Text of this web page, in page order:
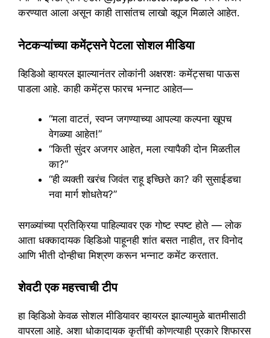
करण्यात आला असून काही तासांतच लाखो व्ह्यूज मिळाले आहेत.
नेटकऱ्यांच्या कमेंट्सने पेटला सोशल मीडिया
व्हिडिओ व्हायरल झाल्यानंतर लोकांनी अक्षरशः कमेंट्सचा पाऊस
पाडला आहे. काही कमेंट्स फारच भन्नाट आहेत—
“मला वाटतं, स्वप्न जगण्याच्या आपल्या कल्पना खूपच
वेगळ्या आहेत!”
“किती सुंदर अजगर आहेत, मला त्यापैकी दोन मिळतील
का?”
“ही व्यक्ती खरंच जिवंत राहू इच्छिते का? की सुसाईडचा
नवा मार्ग शोधतेय?”
सगळ्यांच्या प्रतिक्रिया पाहिल्यावर एक गोष्ट स्पष्ट होते — लोक
आता धक्कादायक व्हिडिओ पाहूनही शांत बसत नाहीत, तर विनोद
आणि भीती दोन्हीचा मिश्रण करून भन्नाट कमेंट करतात.
शेवटी एक महत्त्वाची टीप
हा व्हिडिओ केवळ सोशल मीडियावर व्हायरल झाल्यामुळे बातमीसाठी
वापरला आहे. अशा धोकादायक कृतींची कोणत्याही प्रकारे शिफारस